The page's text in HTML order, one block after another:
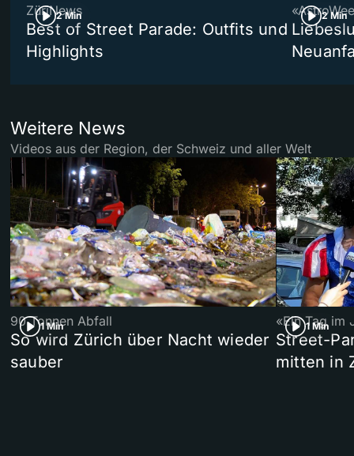
2 Min
ZüriNews
Best of Street Parade: Outfits und
Highlights
2 Min
Weitere News
Videos aus der Region, der Schweiz und aller Welt
1 Min
90 Tonnen Abfall
So wird Zürich über Nacht wieder
sauber
1 Min
«Ein Tag im
Street-
mitten in